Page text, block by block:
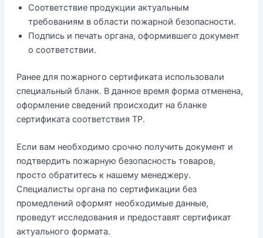
Соответствие продукции актуальным
требованиям в области пожарной безопасности.
Подпись и печать органа, оформившего документ
о соответствии.
Ранее для пожарного сертификата использовали
специальный бланк. В данное время форма отменена,
оформление сведений происходит на бланке
сертификата соответствия ТР.
Если вам необходимо срочно получить документ и
подтвердить пожарную безопасность товаров,
просто обратитесь к нашему менеджеру.
Специалисты органа по сертификации без
промедлений оформят необходимые данные,
проведут исследования и предоставят сертификат
актуального формата.